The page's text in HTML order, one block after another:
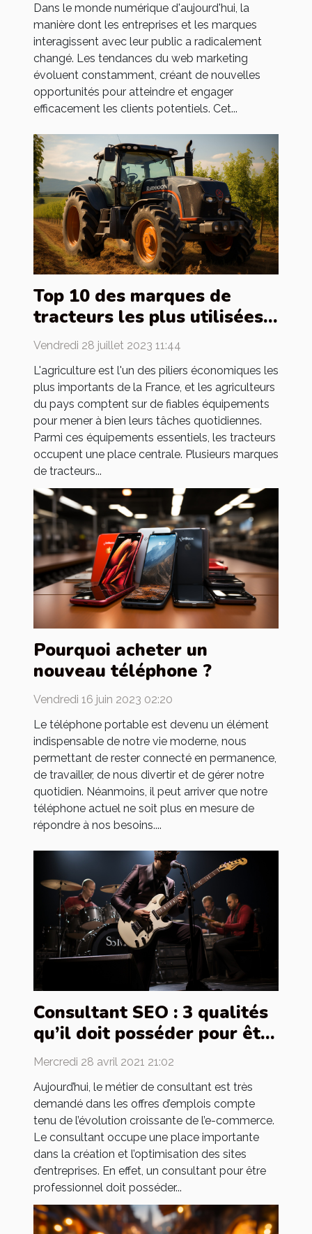
Dans le monde numérique d'aujourd'hui, la
manière dont les entreprises et les marques
interagissent avec leur public a radicalement
changé. Les tendances du web marketing
évoluent constamment, créant de nouvelles
opportunités pour atteindre et engager
efficacement les clients potentiels. Cet...
Top 10 des marques de
tracteurs les plus utilisées
par les agriculteurs de
Frances plus grandes
marques de tracteurs
d'origine française
Vendredi 28 juillet 2023 11:44
L'agriculture est l'un des piliers économiques les
plus importants de la France, et les agriculteurs
du pays comptent sur de fiables équipements
pour mener à bien leurs tâches quotidiennes.
Parmi ces équipements essentiels, les tracteurs
occupent une place centrale. Plusieurs marques
de tracteurs...
Pourquoi acheter un
nouveau téléphone ?
Vendredi 16 juin 2023 02:20
Le téléphone portable est devenu un élément
indispensable de notre vie moderne, nous
permettant de rester connecté en permanence,
de travailler, de nous divertir et de gérer notre
quotidien. Néanmoins, il peut arriver que notre
téléphone actuel ne soit plus en mesure de
répondre à nos besoins....
Consultant SEO : 3 qualités
qu’il doit posséder pour être
professionnel
Mercredi 28 avril 2021 21:02
Aujourd’hui, le métier de consultant est très
demandé dans les offres d’emplois compte
tenu de l’évolution croissante de l’e-commerce.
Le consultant occupe une place importante
dans la création et l’optimisation des sites
d’entreprises. En effet, un consultant pour être
professionnel doit posséder...